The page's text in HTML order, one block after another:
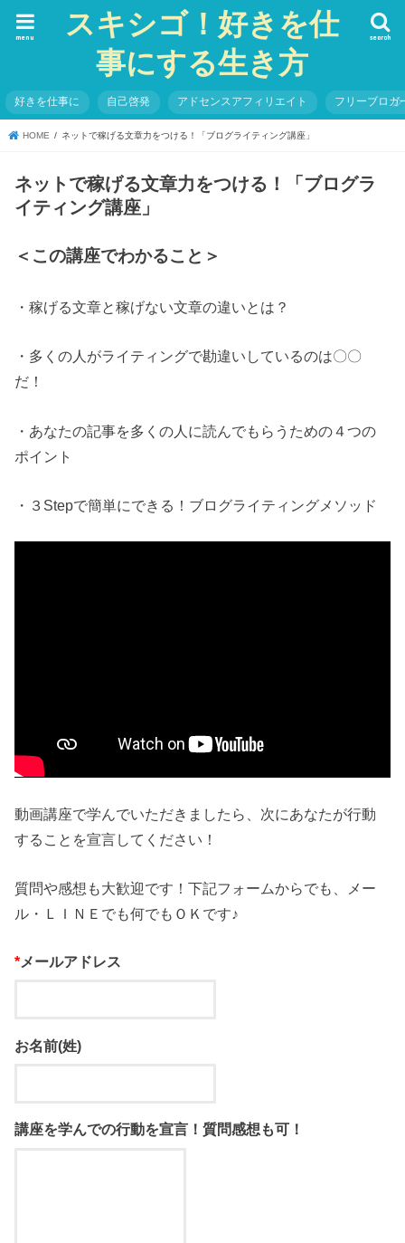
スキシゴ！好きを仕
事にする生き方
search
menu
好きを仕事に 自己啓発 アドセンスアフィリエイト フリーブロガ
HOME ネットで稼げる文章力をつける！「ブログライティング講座」
ネットで稼げる文章力をつける！「ブログラ
イティング講座」
＜この講座でわかること＞
・稼げる文章と稼げない文章の違いとは？
・多くの人がライティングで勘違いしているのは〇〇
だ！
・あなたの記事を多くの人に読んでもらうための４つの
ポイント
・３Stepで簡単にできる！ブログライティングメソッド
動画講座で学んでいただきましたら、次にあなたが行動
することを宣言してください！
質問や感想も大歓迎です！下記フォームからでも、メー
ル・ＬＩＮＥでも何でもＯＫです♪
*メールアドレス
お名前(姓)
講座を学んでの行動を宣言！質問感想も可！